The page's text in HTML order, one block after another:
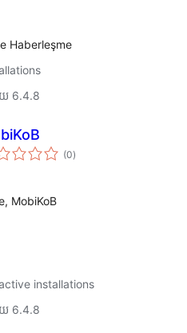
Haberleşme
6.4.8
(0ការ
វាយ
)
MobiKoB
installations
6.4.8